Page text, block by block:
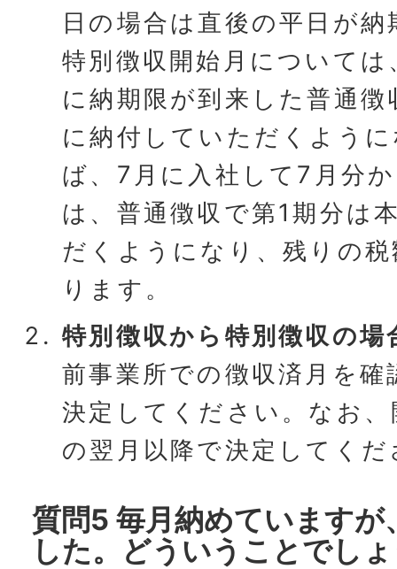
日の場合は直後の平日が
特別徴収開始月について
に納期限が到来した普通
に納付していただくよう
ば、7月に入社して7月分
は、普通徴収で第1期分は
だくようになり、残りの
ります。
特別徴収から特別徴収の場
前事業所での徴収済月を
決定してください。なお
の翌月以降で決定してくだ
質問5 毎月納めていますが
した。どういうことでし